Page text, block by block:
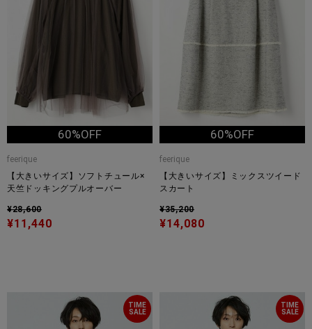
60%OFF
feerique
【大きいサイズ】ソフトチュール×
天竺ドッキングプルオーバー
¥28,600
¥11,440
60%OFF
feerique
【大きいサイズ】ミックスツイード
スカート
¥35,200
¥14,080
TIME
SALE
TIME
SALE